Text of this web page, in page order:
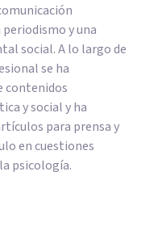
y una
social. A lo largo de
se ha
contenidos
y social y ha
para prensa y
en cuestiones
psicología.